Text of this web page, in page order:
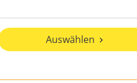
Auswählen